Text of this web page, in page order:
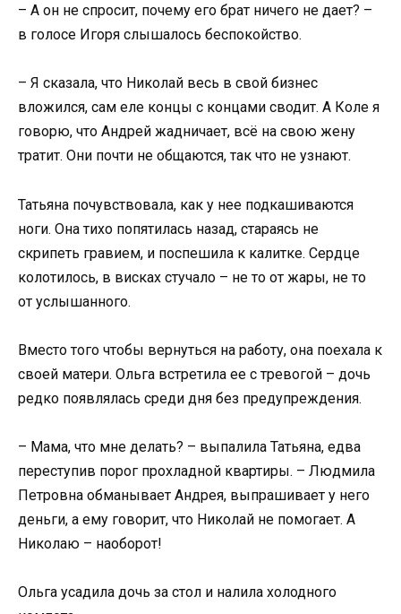
– А он не спросит, почему его брат ничего не дает? –
в голосе Игоря слышалось беспокойство.
– Я сказала, что Николай весь в свой бизнес
вложился, сам еле концы с концами сводит. А Коле я
говорю, что Андрей жадничает, всё на свою жену
тратит. Они почти не общаются, так что не узнают.
Татьяна почувствовала, как у нее подкашиваются
ноги. Она тихо попятилась назад, стараясь не
скрипеть гравием, и поспешила к калитке. Сердце
колотилось, в висках стучало – не то от жары, не то
от услышанного.
Вместо того чтобы вернуться на работу, она поехала к
своей матери. Ольга встретила ее с тревогой – дочь
редко появлялась среди дня без предупреждения.
– Мама, что мне делать? – выпалила Татьяна, едва
переступив порог прохладной квартиры. – Людмила
Петровна обманывает Андрея, выпрашивает у него
деньги, а ему говорит, что Николай не помогает. А
Николаю – наоборот!
Ольга усадила дочь за стол и налила холодного